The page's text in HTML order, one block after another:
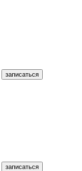
записаться
записаться